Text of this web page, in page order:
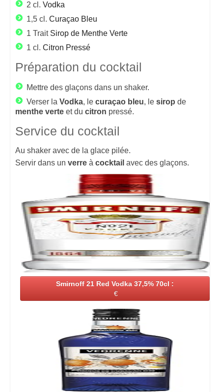
2 cl. Vodka
1,5 cl. Curaçao Bleu
1 Trait Sirop de Menthe Verte
1 cl. Citron Pressé
Préparation du cocktail
Mettre des glaçons dans un shaker.
Verser la Vodka, le curaçao bleu, le sirop de
menthe verte et du citron pressé.
Service du cocktail
Au shaker avec de la glace pilée.
Servir dans un verre à cocktail avec des glaçons.
Smirnoff 21 Red Vodka 37,5% 70cl :
€